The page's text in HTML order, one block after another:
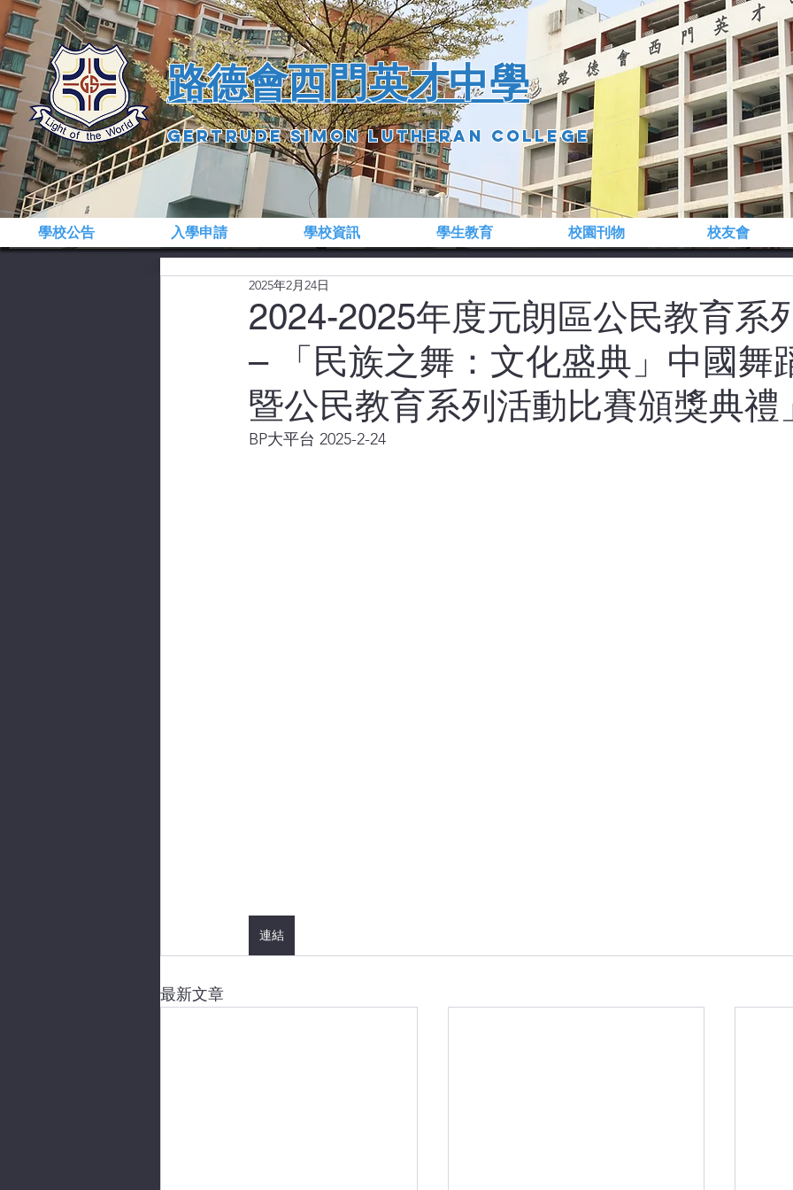
​路德會西門英才中學
gertrude simon lutheran college
學校公告 入學申請 學校資訊 學生教育 校園刊物 校友會
2024-2025年度元朗區公民教育系
– 「民族之舞：文化盛典」中國舞
暨公民教育系列活動比賽頒獎典禮
2025年2月24日
BP大平台 2025-2-24
連結
最新文章